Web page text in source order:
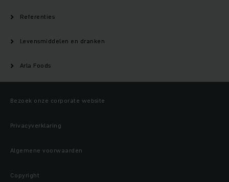
Referenties
Levensmiddelen en dranken
Arla Foods
Bezoek onze corporate website
Privacyverklaring
Algemene voorwaarden
Copyright